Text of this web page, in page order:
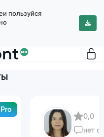
пользуйся
Pro
0,0
нет